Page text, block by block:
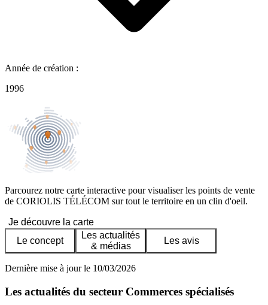
Année de création :
1996
Parcourez notre carte interactive pour visualiser les points de vente
de CORIOLIS TÉLÉCOM sur tout le territoire en un clin d'oeil.
Je découvre la carte
Le concept
Les actualités
& médias
Les avis
Dernière mise à jour le 10/03/2026
Les actualités du secteur Commerces spécialisés